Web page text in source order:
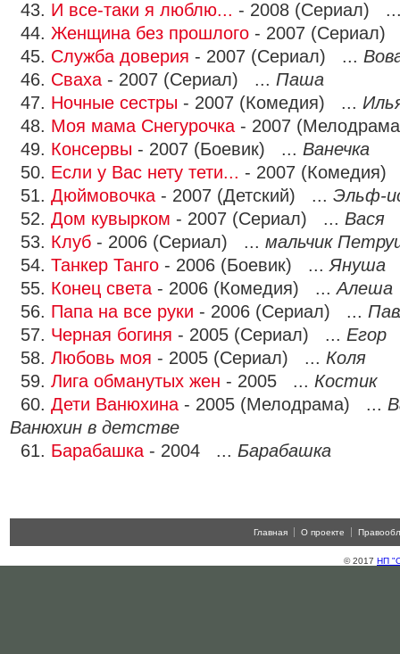
43. И все-таки я люблю... - 2008 (Сериал)
44. Женщина без прошлого - 2007
45. Служба доверия - 2007 (Сериал) ...
46. Сваха - 2007 (Сериал) ... Паша
47. Ночные сестры - 2007 (Комедия) ...
48. Моя мама Снегурочка - 2007
49. Консервы - 2007 (Боевик) ... Ванечка
50. Если у Вас нету тети... - 2007
51. Дюймовочка - 2007 (Детский) ... Эльф-
52. Дом кувырком - 2007 (Сериал) ... Вася
53. Клуб - 2006 (Сериал) ... мальчик
54. Танкер Танго - 2006 (Боевик) ... Януша
55. Конец света - 2006 (Комедия) ...Алеша
56. Папа на все руки - 2006 (Сериал) ...
57. Черная богиня - 2005 (Сериал) ... Егор
58. Любовь моя - 2005 (Сериал) ... Коля
59. Лига обманутых жен - 2005 ... Костик
60. Дети Ванюхина - 2005 (Мелодрама) ...
Ванюхин в детстве
61. Барабашка - 2004 ... Барабашка
Главная О проекте
© 2017 НП